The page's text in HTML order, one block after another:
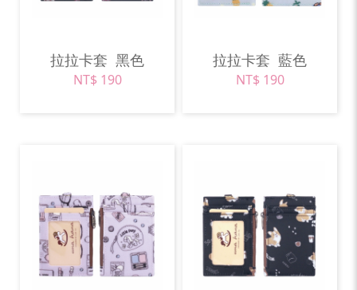
拉拉卡套 黑色
NT$ 190
拉拉卡套 藍色
NT$ 190